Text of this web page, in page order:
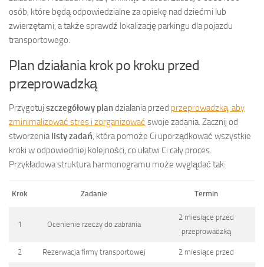
osób, które będą odpowiedzialne za opiekę nad dziećmi lub
zwierzętami, a także sprawdź lokalizację parkingu dla pojazdu
transportowego.
Plan działania krok po kroku przed
przeprowadzką
Przygotuj szczegółowy plandziałania przed przeprowadzką, aby
zminimalizować stres i zorganizować swoje zadania. Zacznij od
stworzenia listy zadań , która pomoże Ci uporządkować wszystkie
kroki w odpowiedniej kolejności, co ułatwi Ci cały proces.
Przykładowa struktura harmonogramu może wyglądać tak:
Krok Zadanie Termin
1 Ocenienie rzeczy do zabrania
2 miesiące przed
przeprowadzką
2 Rezerwacja firmy transportowej 2 miesiące przed